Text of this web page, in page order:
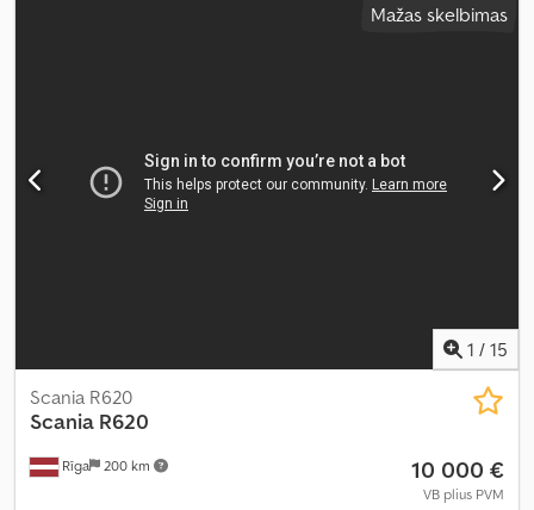
Mažas skelbimas
1 / 15
Rīga 200 km
Scania R620
Scania R620
10 000 €
VB plius PVM